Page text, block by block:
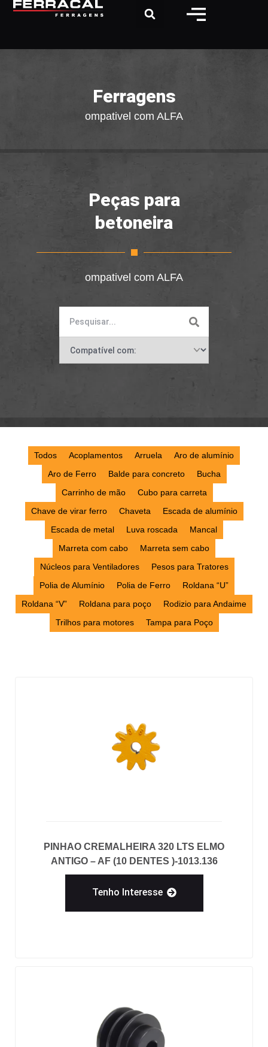
Ferragens
categorias: Compativel com ALFA
Peças para
betoneira
categorias: Compativel com ALFA
Todos Acoplamentos Arruela
Aro de alumínio
Aro de Ferro
Balde para concreto
Bucha
Carrinho de mão
Cubo para carreta
Chave de virar ferro
Chaveta
Escada de alumínio
Escada de metal
Luva roscada
Mancal
Marreta com cabo
Marreta sem cabo
Núcleos para Ventiladores
Pesos para Tratores
Polia de Alumínio
Polia de Ferro
Roldana “U”
Roldana “V”
Roldana para poço
Rodizio para Andaime
Trilhos para motores
Tampa para Poço
PINHAO CREMALHEIRA 320 LTS ELMO
ANTIGO – AF (10 DENTES )-1013.136
Tenho Interesse